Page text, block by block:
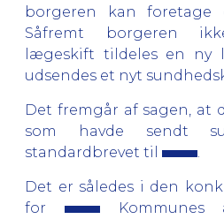
borgeren kan foretage
Såfremt borgeren
lægeskift tildeles en ny
udsendes et nyt
Det fremgår af sagen, at
som havde sendt
standardbrevet til
Det er således i den
for
Kommunes